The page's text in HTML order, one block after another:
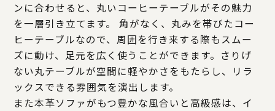
ンに合わせると、丸いコーヒーテーブルがその魅力
を一層引き立てます。 角がなく、丸みを帯びたコー
ヒーテーブルなので、周囲を行き来する際もスムー
ズに動け、足元を広く使うことができます。さりげ
ない丸テーブルが空間に軽やかさをもたらし、リラ
ックスできる雰囲気を演出します。
また本革ソファがもつ豊かな風合いと高級感は、イ